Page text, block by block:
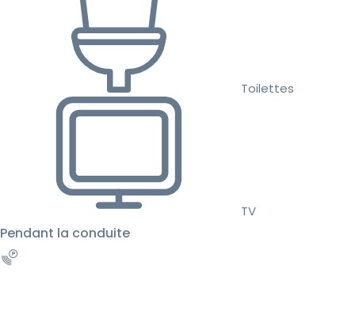
Toilettes
TV
Pendant la conduite